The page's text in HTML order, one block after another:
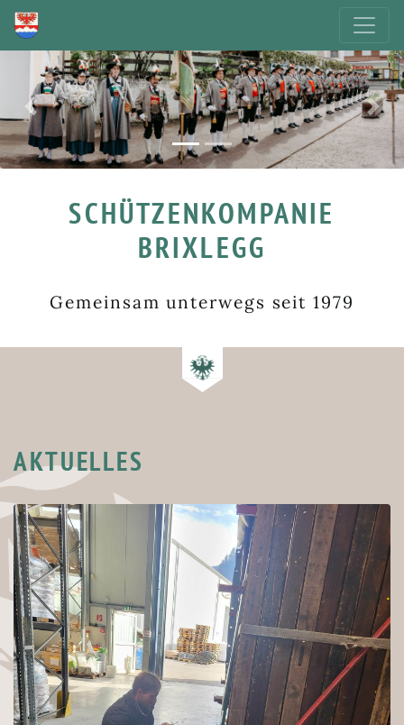
Previous Next
SCHÜTZENKOMPANIE
BRIXLEGG
Gemeinsam unterwegs seit 1979
AKTUELLES